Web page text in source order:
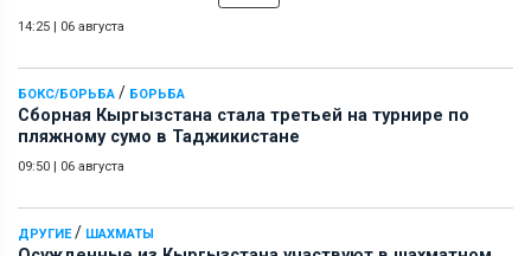
14:25 | 06 августа
БОКС/БОРЬБА / БОРЬБА
Сборная Кыргызстана стала третьей на турнире по
пляжному сумо в Таджикистане
09:50 | 06 августа
ДРУГИЕ/ ШАХМАТЫ